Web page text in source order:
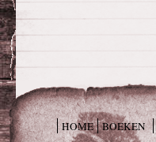
HOME BOEKEN